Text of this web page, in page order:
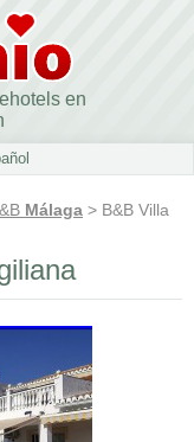
en
Málaga > B&B Villa